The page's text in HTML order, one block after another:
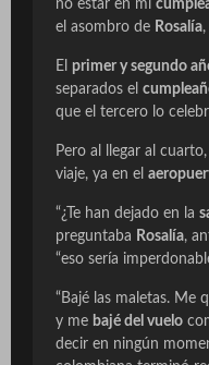
no estar en mi
el asombro de Rosalía
El primer y segundo
separados el
que el tercero lo
Pero al llegar al
viaje, ya en el
“¿Te han dejado en la
preguntaba Rosalía,
“eso sería
“Bajé las maletas. Me
y me bajé del vuelo
decir en ningún